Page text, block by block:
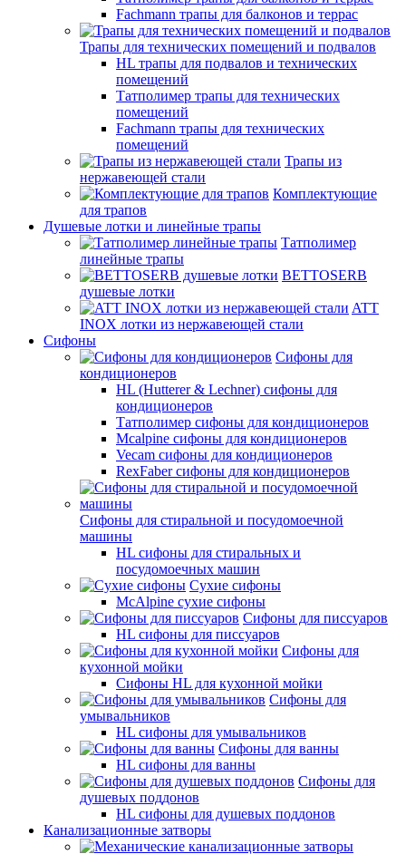
Fachmann трапы для балконов и террас
Трапы для технических помещений и подвалов
HL трапы для подвалов и технических
помещений
Татполимер трапы для технических
помещений
Fachmann трапы для технических
помещений
Трапы из
нержавеющей стали
Комплектующие
для трапов
Душевые лотки и линейные трапы
Татполимер
линейные трапы
BETTOSERB
душевые лотки
ATT
INOX лотки из нержавеющей стали
Сифоны
Сифоны для
кондиционеров
HL (Hutterer & Lechner) сифоны для
кондиционеров
Татполимер сифоны для кондиционеров
Mcalpine сифоны для кондиционеров
Vecam сифоны для кондиционеров
RexFaber сифоны для кондиционеров
Сифоны для стиральной и посудомоечной
машины
HL сифоны для стиральных и
посудомоечных машин
Сухие сифоны
McAlpine сухие сифоны
Сифоны для писсуаров
HL сифоны для писсуаров
Сифоны для
кухонной мойки
Сифоны HL для кухонной мойки
Сифоны для
умывальников
HL сифоны для умывальников
Сифоны для ванны
HL сифоны для ванны
Сифоны для
душевых поддонов
HL сифоны для душевых поддонов
Канализационные затворы